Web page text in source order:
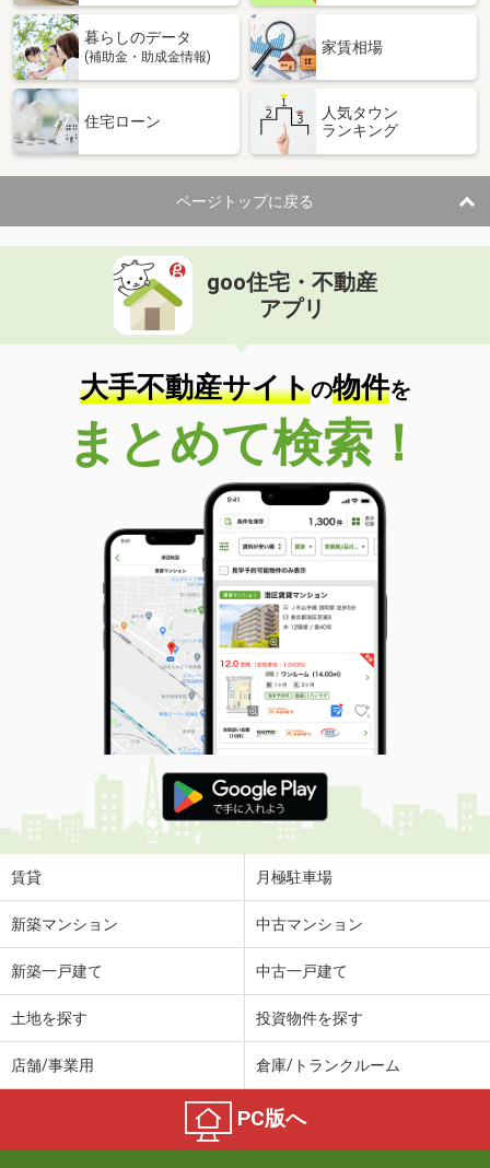
暮らしのデータ
(補助金・助成金情報)
家賃相場
住宅ローン
人気タウン
ランキング
ページトップに戻る
goo住宅・不動産
アプリ
大手不動産サイトの物件を
まとめて検索！
賃貸 月極駐車場
新築マンション 中古マンション
新築一戸建て 中古一戸建て
土地を探す 投資物件を探す
店舗/事業用 倉庫/トランクルーム
PC版へ